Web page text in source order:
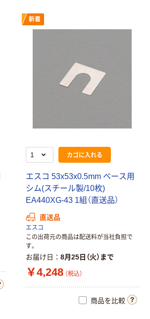
新着
カゴに入れる
エスコ 53x53x0.5mm ベース用
シム(スチール製/10枚)
EA440XG-43 1組（直送品）
直送品
エスコ
この出荷元の商品は配送料が当社負担で
す。
お届け日 8月25日（火）まで
￥4,248 （税込）
商品を比較